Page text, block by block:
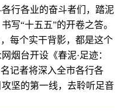
行各业的奋斗者们，踏泥
写“十五五”的开卷之答。
每个实干背影，都是这个
烟台开设《春泥·足迹：
记者将深入全市各行各
坚的第一线，去聆听足音